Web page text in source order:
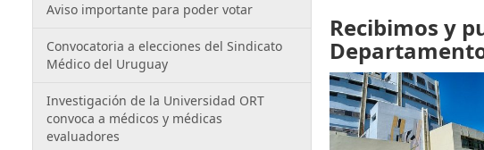
Recibimos y
Aviso importante para poder votar
Convocatoria a elecciones del Sindicato
Médico del Uruguay
Investigación de la Universidad ORT
convoca a médicos y médicas
evaluadores